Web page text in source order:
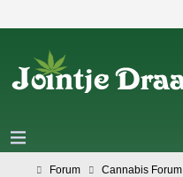
Forum Cannabis Forum